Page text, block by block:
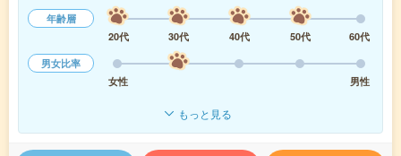
年齢層
20代
30代 40代 50代
60代
男女比率
女性
男性
もっと見る